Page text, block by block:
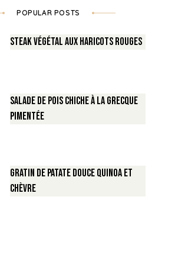
POPULAR POSTS
Steak végétal aux haricots rouges
Salade de Pois chiche à la Grecque
pimentée
Gratin de Patate douce Quinoa et
Chèvre